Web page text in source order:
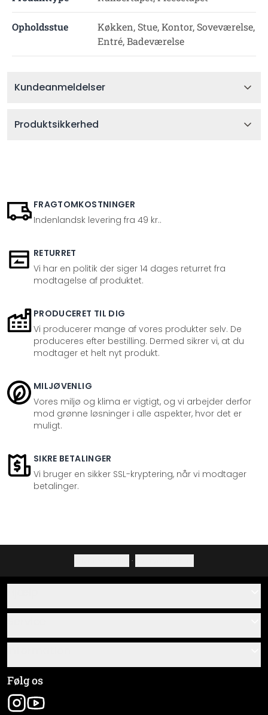
Opholdsstue
Køkken, Stue, Kontor, Soveværelse,
Entré, Badeværelse
Kundeanmeldelser
Produktsikkerhed
FRAGTOMKOSTNINGER
Indenlandsk levering fra 49 kr..
RETURRET
Vi har en politik der siger 14 dages returret fra
modtagelse af produktet.
PRODUCERET TIL DIG
Vi producerer mange af vores produkter selv. De
produceres efter bestilling. Dermed sikrer vi, at du
modtager et helt nyt produkt.
MILJØVENLIG
Vores miljø og klima er vigtigt, og vi arbejder derfor
mod grønne løsninger i alle aspekter, hvor det er
muligt.
SIKRE BETALINGER
Vi bruger en sikker SSL-kryptering, når vi modtager
betalinger.
·
Om os
Monteringsvejledninger
Materialeoversigt
Pakkesporing
Almindelige forretningsbetingelser
Virksomhedsoplysninger
Følg os